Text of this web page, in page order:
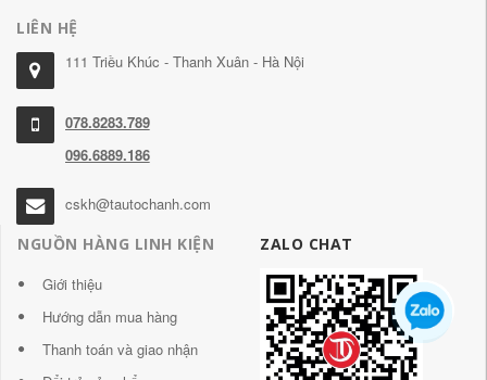
LIÊN HỆ
111 Triều Khúc - Thanh Xuân - Hà Nội
078.8283.789
096.6889.186
cskh@tautochanh.com
NGUỒN HÀNG LINH KIỆN
Giới thiệu
Hướng dẫn mua hàng
Thanh toán và giao nhận
ZALO CHAT